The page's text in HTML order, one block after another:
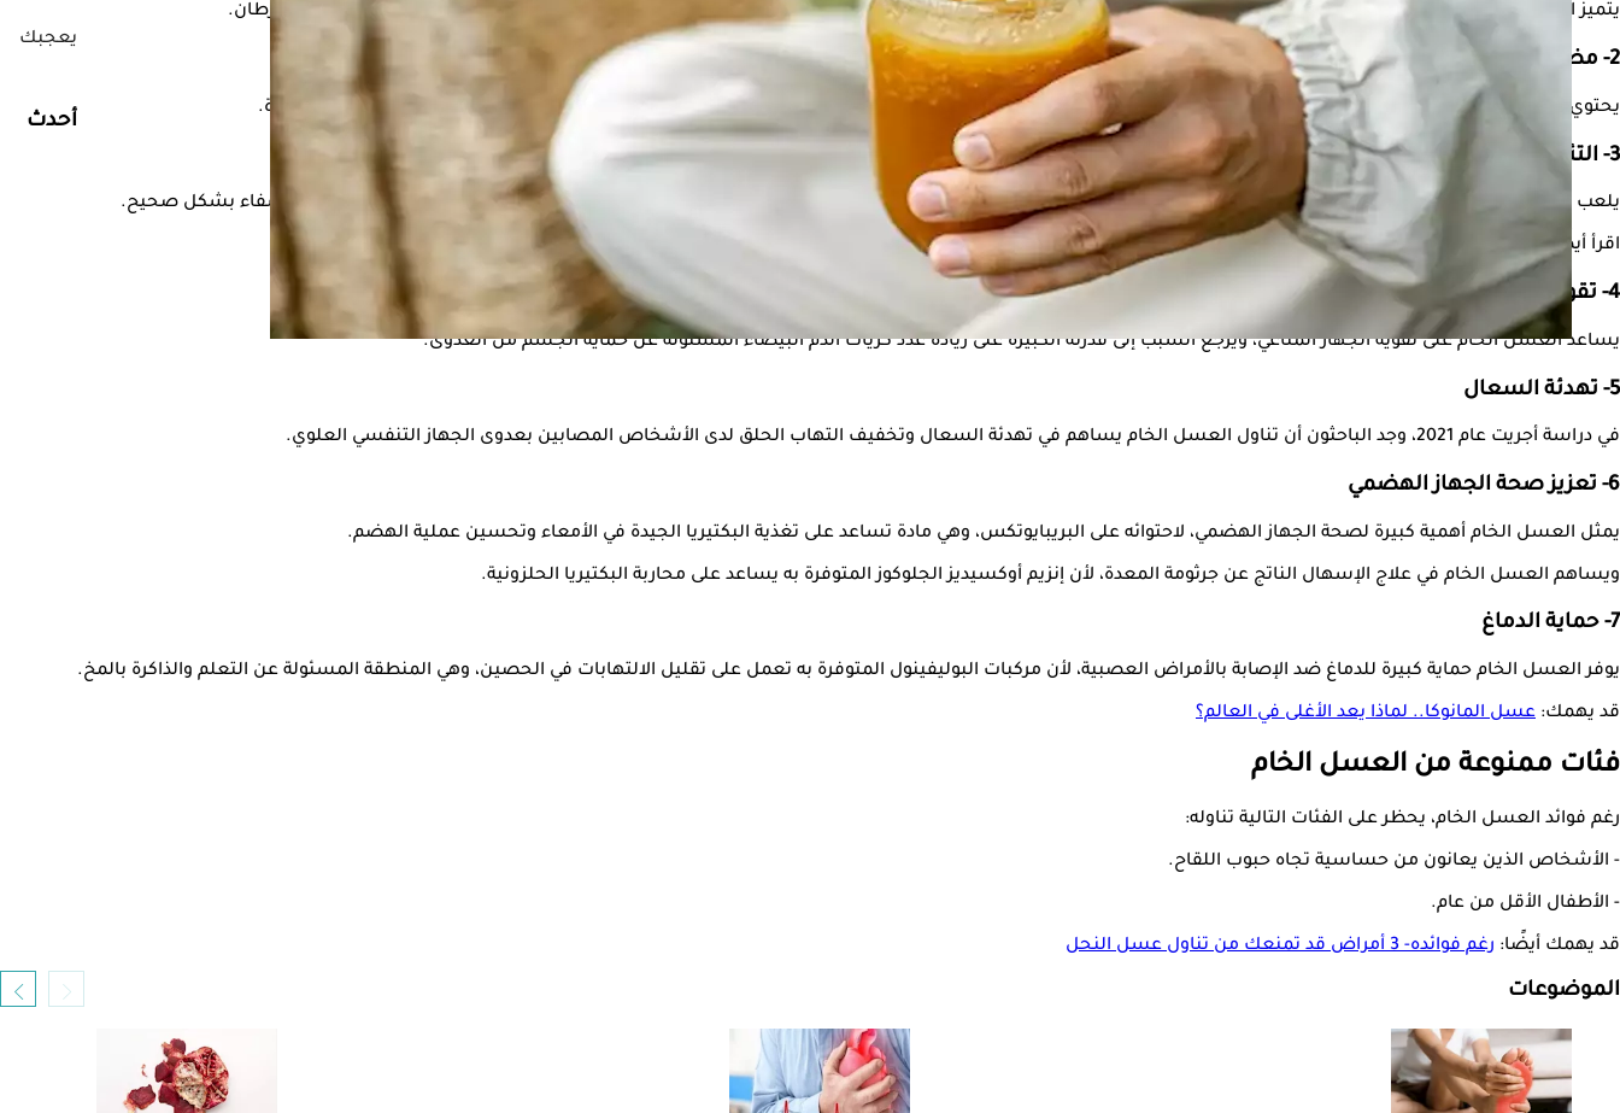
يتميز العسل الخام باحتوائه على مركبات نباتية مضادة للأكسدة تدعى البوليفينول، تساعد على تقليل الالتهاب بالجسم والحد من الإصابة بأمراض القلب وأنواع معينة من السرطان.
2- مضاد حيوي طبيعي
يحتوي العسل الخام على أوكسيديز الجلوكوز، وهو إنزيم يتمتع بخصائص مضادة للبكتيريا والفطريات. وأظهرت دراسة عام 2017 أنه يساهم في الحد من الإصابة بعدوى الخميرة.
3- التئام الجروح
يلعب العسل الخام دورًا كبيرًا في تسريع عملية التئام الجروح، لأن خصائصه المضادة للالتهابات تحمي الأنسجة المتضررة من الإصابة بالالتهاب المزمن، مما يساعدها على الشفاء بشكل صحيح.
اقرأ أيضًا:إليك أنواع العسل وفوائده الصحية
4- تقوية المناعة
يساعد العسل الخام على تقوية الجهاز المناعي، ويرجع السبب إلى قدرته الكبيرة على زيادة عدد كريات الدم البيضاء المسئولة عن حماية الجسم من العدوى.
5- تهدئة السعال
في دراسة أجريت عام 2021، وجد الباحثون أن تناول العسل الخام يساهم في تهدئة السعال وتخفيف التهاب الحلق لدى الأشخاص المصابين بعدوى الجهاز التنفسي العلوي.
6- تعزيز صحة الجهاز الهضمي
يمثل العسل الخام أهمية كبيرة لصحة الجهاز الهضمي، لاحتوائه على البريبايوتكس، وهي مادة تساعد على تغذية البكتيريا الجيدة في الأمعاء وتحسين عملية الهضم.
ويساهم العسل الخام في علاج الإسهال الناتج عن جرثومة المعدة، لأن إنزيم أوكسيديز الجلوكوز المتوفرة به يساعد على محاربة البكتيريا الحلزونية.
7- حماية الدماغ
يوفر العسل الخام حماية كبيرة للدماغ ضد الإصابة بالأمراض العصبية، لأن مركبات البوليفينول المتوفرة به تعمل على تقليل الالتهابات في الحصين، وهي المنطقة المسئولة عن التعلم والذاكرة بالمخ.
قد يهمك: عسل المانوكا.. لماذا يعد الأغلى في العالم؟
فئات ممنوعة من العسل الخام
رغم فوائد العسل الخام، يحظر على الفئات التالية تناوله:
- الأشخاص الذين يعانون من حساسية تجاه حبوب اللقاح.
- الأطفال الأقل من عام.
قد يهمك أيضًا: رغم فوائده- 3 أمراض قد تمنعك من تناول عسل النحل
يعجبك
أحدث
الموضوعات